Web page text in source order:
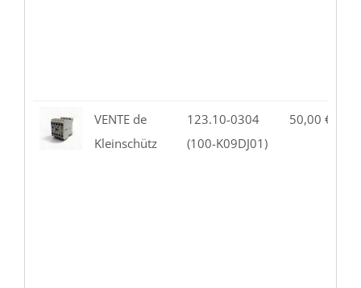
VENTE de
Kleinschütz
123.10-0304
(100-K09DJ01)
50,00 €